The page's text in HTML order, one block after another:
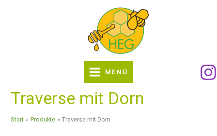
MENÜ
Traverse mit Dorn
Start Produkte Traverse mit Dorn